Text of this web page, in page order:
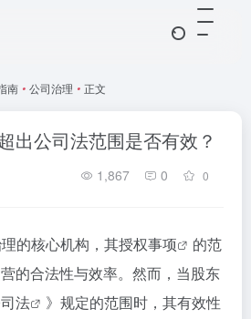
南 • 公司治理 • 正文
出公司法范围是否有效？
1,867 0 0
的核心机构，其授权事项
的范
的合法性与效率。然而，当股东
法
》规定的范围时，其有效性